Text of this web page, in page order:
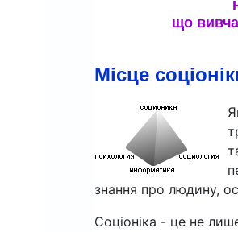
що
Місце
знання про людину,
Соціоніка - це не